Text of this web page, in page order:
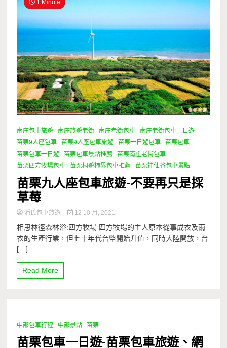
1 Minute
南庄包車旅遊 南庄旅遊老街 南庄老街包車
南庄老街包車一日遊
苗栗9人座包車
苗栗9人座包車旅遊 苗栗一日遊包車
苗栗包車
苗栗包車一日遊
苗栗包車景點推薦
苗栗南庄老街包車
苗栗四方牧場包車
苗栗桐遊柿界包車推薦 苗栗神仙谷包車景點
苗栗九人座包車旅遊-不要再只是採
草莓
潘氏包車旅遊 12 10 月, 2021
相思林徑森林浴:四方牧場 四方牧場的主人原本從事成衣及雨
衣的生產行業，但七十年代台幣開始升值，同時大陸開放，台
[…]...
Read More
1 Minute
中部包車行程 中部景點 苗栗
苗栗包車一日遊-苗栗包車旅遊、網